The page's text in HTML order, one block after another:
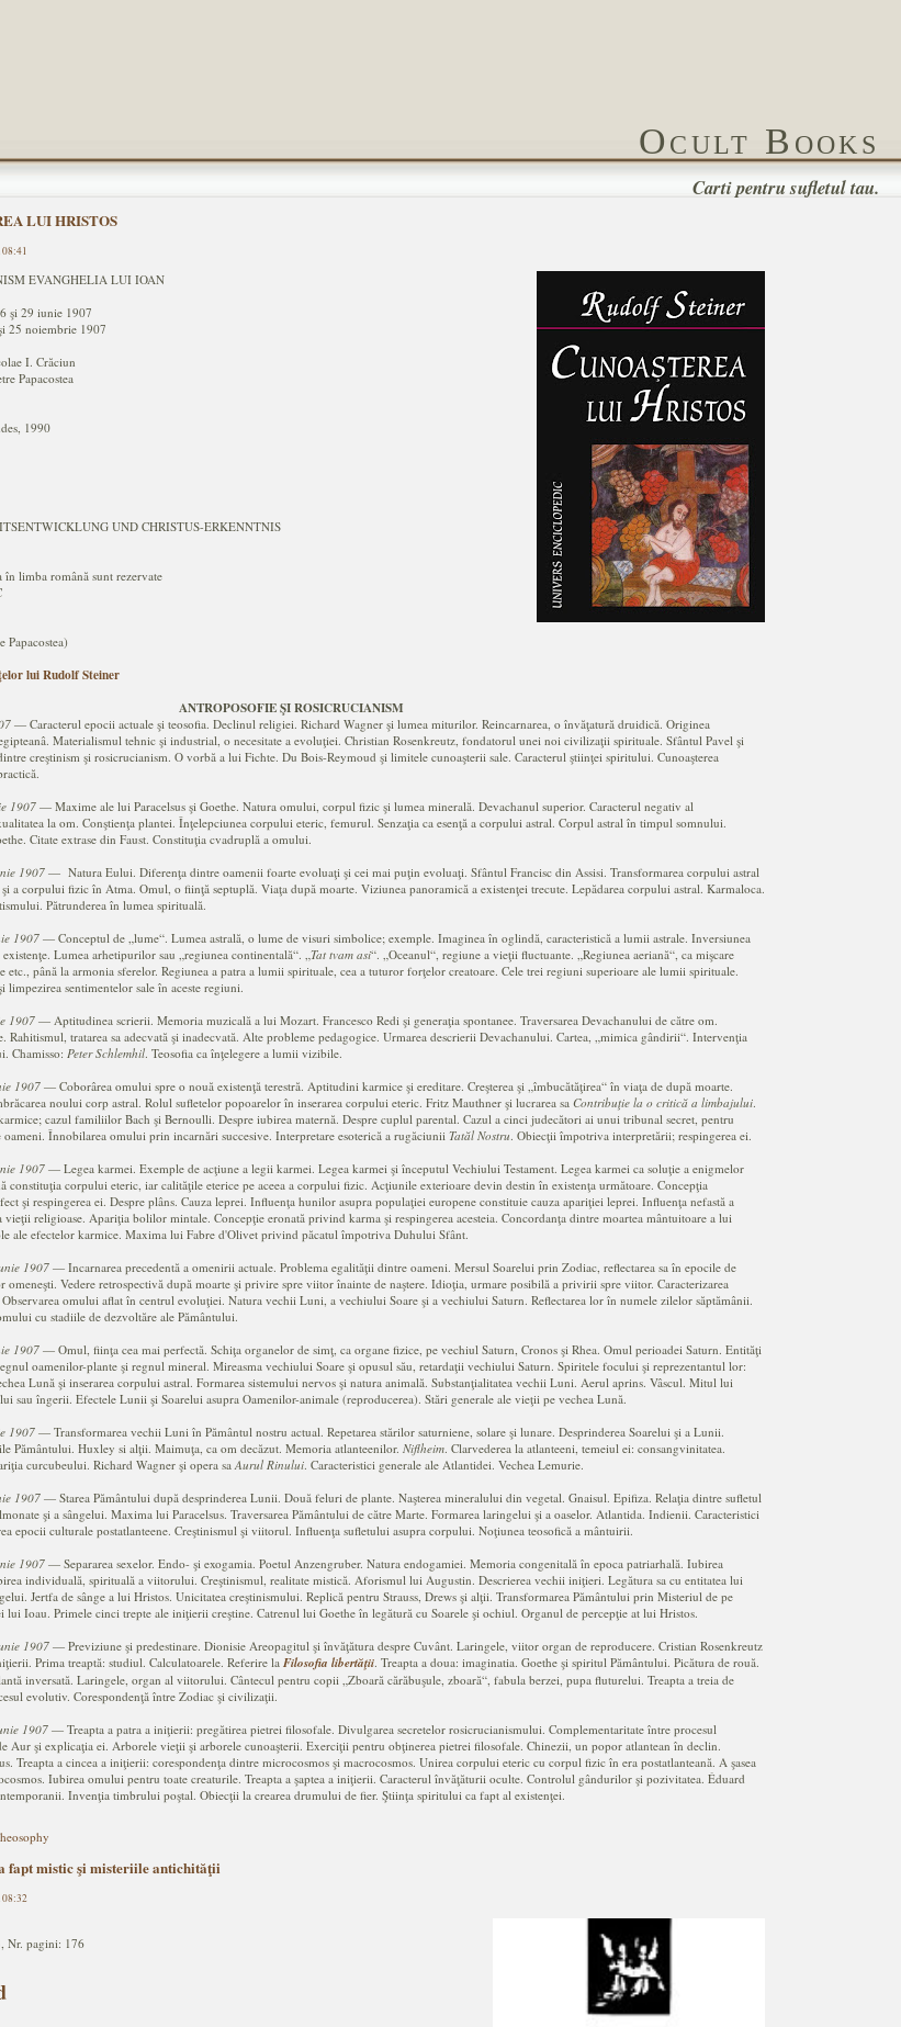
Ocult Books
Carti pentru sufletul tau.
LUI HRISTOS
08:41
EVANGHELIA LUI IOAN
şi 29 iunie 1907
25 noiembrie 1907
I. Crăciun
Papacostea
1990
UND CHRISTUS-ERKENNTNIS
limba română sunt rezervate
Papacostea)
lui Rudolf Steiner
ANTROPOSOFIE ŞI ROSICRUCIANISM
― Caracterul epocii actuale şi teosofia. Declinul religiei. Richard Wagner şi lumea miturilor. Reincarnarea, o învăţatură druidică. Originea
Materialismul tehnic şi industrial, o necesitate a evoluţiei. Christian Rosenkreutz, fondatorul unei noi civilizaţii spirituale. Sfântul Pavel şi
creştinism şi rosicrucianism. O vorbă a lui Fichte. Du Bois-Reymoud şi limitele cunoaşterii sale. Caracterul ştiinţei spiritului. Cunoaşterea
1907 ― Maxime ale lui Paracelsus şi Goethe. Natura omului, corpul fizic şi lumea minerală. Devachanul superior. Caracterul negativ al
la om. Conştienţa plantei. Înţelepciunea corpului eteric, femurul. Senzaţia ca esenţă a corpului astral. Corpul astral în timpul somnului.
Citate extrase din Faust. Constituţia cvadruplă a omului.
1907 ― Natura Eului. Diferenţa dintre oamenii foarte evoluaţi şi cei mai puţin evoluaţi. Sfântul Francisc din Assisi. Transformarea corpului astral
a corpului fizic în Atma. Omul, o fiinţă septuplă. Viaţa după moarte. Viziunea panoramică a existenţei trecute. Lepădarea corpului astral. Karmaloca.
Pătrunderea în lumea spirituală.
1907 ― Conceptul de „lume“. Lumea astrală, o lume de visuri simbolice; exemple. Imaginea în oglindă, caracteristică a lumii astrale. Inversiunea
Lumea arhetipurilor sau „regiunea continentală“. „Tat tvam asi“. „Oceanul“, regiune a vieţii fluctuante. „Regiunea aeriană“, ca mişcare
etc., până la armonia sferelor. Regiunea a patra a lumii spirituale, cea a tuturor forţelor creatoare. Cele trei regiuni superioare ale lumii spirituale.
sentimentelor sale în aceste regiuni.
1907 ― Aptitudinea scrierii. Memoria muzicală a lui Mozart. Francesco Redi şi generaţia spontanee. Traversarea Devachanului de către om.
Rahitismul, tratarea sa adecvată şi inadecvată. Alte probleme pedagogice. Urmarea descrierii Devachanului. Cartea, „mimica gândirii“. Intervenţia
Chamisso: Peter Schlemhil. Teosofia ca înţelegere a lumii vizibile.
1907 ― Coborârea omului spre o nouă existenţă terestră. Aptitudini karmice şi ereditare. Creşterea şi „îmbucătăţirea“ în viaţa de după moarte.
noului corp astral. Rolul sufletelor popoarelor în inserarea corpului eteric. Fritz Mauthner şi lucrarea sa Contribuţie la o critică a limbajului.
cazul familiilor Bach şi Bernoulli. Despre iubirea maternă. Despre cuplul parental. Cazul a cinci judecători ai unui tribunal secret, pentru
Înnobilarea omului prin incarnări succesive. Interpretare esoterică a rugăciunii Tatăl Nostru. Obiecţii împotriva interpretării; respingerea ei.
1907 ― Legea karmei. Exemple de acţiune a legii karmei. Legea karmei şi începutul Vechiului Testament. Legea karmei ca soluţie a enigmelor
constituţia corpului eteric, iar calităţile eterice pe aceea a corpului fizic. Acţiunile exterioare devin destin în existenţa următoare. Concepţia
şi respingerea ei. Despre plâns. Cauza leprei. Influenţa hunilor asupra populaţiei europene constituie cauza apariţiei leprei. Influenţa nefastă a
religioase. Apariţia bolilor mintale. Concepţie eronată privind karma şi respingerea acesteia. Concordanţa dintre moartea mântuitoare a lui
ale efectelor karmice. Maxima lui Fabre d'Olivet privind păcatul împotriva Duhului Sfânt.
1907 ― Incarnarea precedentă a omenirii actuale. Problema egalităţii dintre oameni. Mersul Soarelui prin Zodiac, reflectarea sa în epocile de
Vedere retrospectivă după moarte şi privire spre viitor înainte de naştere. Idioţia, urmare posibilă a privirii spre viitor. Caracterizarea
omului aflat în centrul evoluţiei. Natura vechii Luni, a vechiului Soare şi a vechiului Saturn. Reflectarea lor în numele zilelor săptămânii.
cu stadiile de dezvoltăre ale Pământului.
1907 ― Omul, fiinţa cea mai perfectă. Schiţa organelor de simţ, ca organe fizice, pe vechiul Saturn, Cronos şi Rhea. Omul perioadei Saturn. Entităţi
oamenilor-plante şi regnul mineral. Mireasma vechiului Soare şi opusul său, retardaţii vechiului Saturn. Spiritele focului şi reprezentantul lor:
Lună şi inserarea corpului astral. Formarea sistemului nervos şi natura animală. Substanţialitatea vechii Luni. Aerul aprins. Vâscul. Mitul lui
sau îngerii. Efectele Lunii şi Soarelui asupra Oamenilor-animale (reproducerea). Stări generale ale vieţii pe vechea Lună.
1907 ― Transformarea vechii Luni în Pământul nostru actual. Repetarea stărilor saturniene, solare şi lunare. Desprinderea Soarelui şi a Lunii.
Pământului. Huxley si alţii. Maimuţa, ca om decăzut. Memoria atlanteenilor. Niflheim. Clarvederea la atlanteeni, temeiul ei: consangvinitatea.
curcubeului. Richard Wagner şi opera saAurul Rinului. Caracteristici generale ale Atlantidei. Vechea Lemurie.
1907 ― Starea Pământului după desprinderea Lunii. Două feluri de plante. Naşterea mineralului din vegetal. Gnaisul. Epifiza. Relaţia dintre sufletul
şi a sângelui. Maxima lui Paracelsus. Traversarea Pământului de către Marte. Formarea laringelui şi a oaselor. Atlantida. Indienii. Caracteristici
epocii culturale postatlanteene. Creştinismul şi viitorul. Influenţa sufletului asupra corpului. Noţiunea teosofică a mântuirii.
1907 ― Separarea sexelor. Endo- şi exogamia. Poetul Anzengruber. Natura endogamiei. Memoria congenitală în epoca patriarhală. Iubirea
individuală, spirituală a viitorului. Creştinismul, realitate mistică. Aforismul lui Augustin. Descrierea vechii iniţieri. Legătura sa cu entitatea lui
Jertfa de sânge a lui Hristos. Unicitatea creştinismului. Replică pentru Strauss, Drews şi alţii. Transformarea Pământului prin Misteriul de pe
Ioau. Primele cinci trepte ale iniţierii creştine. Catrenul lui Goethe în legătură cu Soarele şi ochiul. Organul de percepţie at lui Hristos.
1907 ― Previziune şi predestinare. Dionisie Areopagitul şi învăţătura despre Cuvânt. Laringele, viitor organ de reproducere. Cristian Rosenkreutz
Prima treaptă: studiul. Calculatoarele. Referire la Filosofia libertăţii. Treapta a doua: imaginatia. Goethe şi spiritul Pământului. Picătura de rouă.
inversată. Laringele, organ al viitorului. Cântecul pentru copii „Zboară cărăbuşule, zboară“, fabula berzei, pupa fluturelui. Treapta a treia de
evolutiv. Corespondenţă între Zodiac şi civilizaţii.
1907 ― Treapta a patra a iniţierii: pregătirea pietrei filosofale. Divulgarea secretelor rosicrucianismului. Complementaritate între procesul
Aur şi explicaţia ei. Arborele vieţii şi arborele cunoaşterii. Exerciţii pentru obţinerea pietrei filosofale. Chinezii, un popor atlantean în declin.
Treapta a cincea a iniţierii: corespondenţa dintre microcosmos şi macrocosmos. Unirea corpului eteric cu corpul fizic în era postatlanteană. A şasea
Iubirea omului pentru toate creaturile. Treapta a şaptea a iniţierii. Caracterul învăţăturii oculte. Controlul gândurilor şi pozivitatea. Éduard
Invenţia timbrului poştal. Obiecţii la crearea drumului de fier. Ştiinţa spiritului ca fapt al existenţei.
fapt mistic şi misteriile antichităţii
08:32
Nr. pagini: 176